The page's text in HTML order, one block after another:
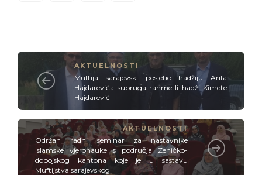
AKTUELNOSTI
Muftija sarajevski posjetio hadžiju Arifa
Hajdarevića supruga rahmetli hadži Kimete
Hajdarević
AKTUELNOSTI
Održan radni seminar za nastavnike
Islamske vjeronauke s područja Zeničko-
dobojskog kantona koje je u sastavu
Muftijstva sarajevskog